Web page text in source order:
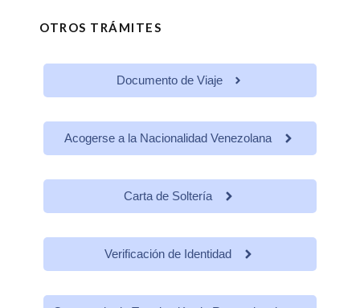
OTROS TRÁMITES
Documento de Viaje
Acogerse a la Nacionalidad Venezolana
Carta de Soltería
Verificación de Identidad